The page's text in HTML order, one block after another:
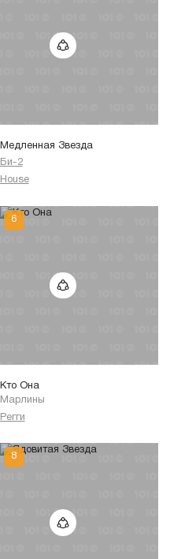
Медленная Звезда
Би-2
House
Кто Она
Марлины
Регги